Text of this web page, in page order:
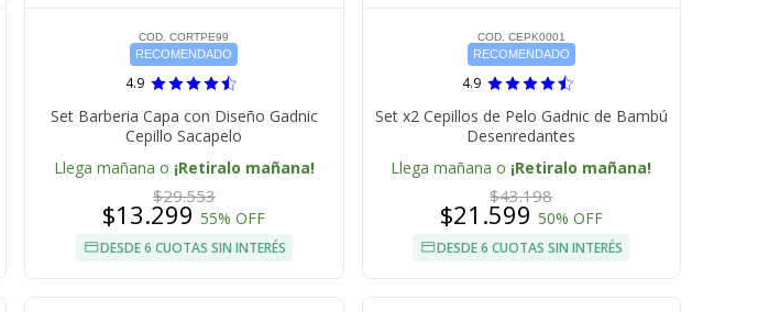
COD. CORTPE99
RECOMENDADO
4.9
Set Barberia Capa con Diseño Gadnic
Cepillo Sacapelo
Llega mañana o ¡Retiralo mañana!
$29.553
$13.29955% OFF
DESDE 6 CUOTAS SIN INTERÉS
COD. CEPK0001
RECOMENDADO
4.9
Set x2 Cepillos de Pelo Gadnic de Bambú
Desenredantes
Llega mañana o ¡Retiralo mañana!
$43.198
$21.599 50% OFF
DESDE 6 CUOTAS SIN INTERÉS